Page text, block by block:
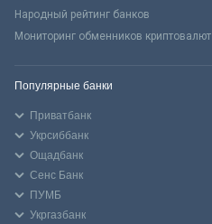
Народный рейтинг банков
Мониторинг обменников криптовалют
Популярные банки
Приватбанк
Укрсиббанк
Ощадбанк
Сенс Банк
ПУМБ
Укргазбанк